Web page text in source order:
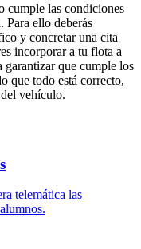
cumple las condiciones
Para ello deberás
y concretar una cita
incorporar a tu flota a
garantizar que cumple los
que todo está correcto,
vehículo.
telemática las